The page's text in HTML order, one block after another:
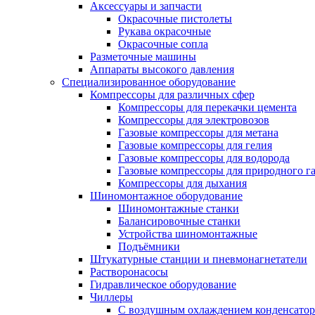
Аксессуары и запчасти
Окрасочные пистолеты
Рукава окрасочные
Окрасочные сопла
Разметочные машины
Аппараты высокого давления
Специализированное оборудование
Компрессоры для различных сфер
Компрессоры для перекачки цемента
Компрессоры для электровозов
Газовые компрессоры для метана
Газовые компрессоры для гелия
Газовые компрессоры для водорода
Газовые компрессоры для природного
Компрессоры для дыхания
Шиномонтажное оборудование
Шиномонтажные станки
Балансировочные станки
Устройства шиномонтажные
Подъёмники
Штукатурные станции и пневмонагнетатели
Растворонасосы
Гидравлическое оборудование
Чиллеры
С воздушным охлаждением